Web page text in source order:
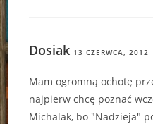
Dosiak 13 CZERWCA, 2012
Mam ogromną ochotę
najpierw chcę poznać
Michalak, bo "Nadzieja"